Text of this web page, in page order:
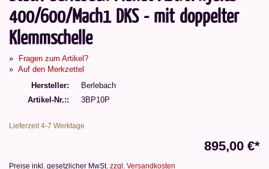
400/600/Mach1 DKS - mit doppelter
Klemmschelle
Fragen zum Artikel?
Auf den Merkzettel
Hersteller
Berlebach
Artikel-Nr.:
3BP10P
Lieferzeit 4-7 Werktage
895,00 €*
Preise inkl. gesetzlicher MwSt. zzgl. Versandkosten